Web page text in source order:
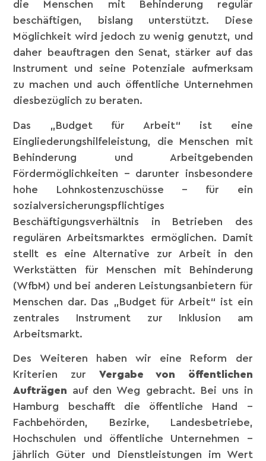
die Menschen mit Behinderung regulär
beschäftigen, bislang unterstützt. Diese
Möglichkeit wird jedoch zu wenig genutzt, und
daher beauftragen den Senat, stärker auf das
Instrument und seine Potenziale aufmerksam
zu machen und auch öffentliche Unternehmen
diesbezüglich zu beraten.
Das „Budget für Arbeit“ ist eine
Eingliederungshilfeleistung, die Menschen mit
Behinderung und Arbeitgebenden
Fördermöglichkeiten – darunter insbesondere
hohe Lohnkostenzuschüsse – für ein
sozialversicherungspflichtiges
Beschäftigungsverhältnis in Betrieben des
regulären Arbeitsmarktes ermöglichen. Damit
stellt es eine Alternative zur Arbeit in den
Werkstätten für Menschen mit Behinderung
(WfbM) und bei anderen Leistungsanbietern für
Menschen dar. Das „Budget für Arbeit“ ist ein
zentrales Instrument zur Inklusion am
Arbeitsmarkt.
Des Weiteren haben wir eine Reform der
Kriterien zur Vergabe von öffentlichen
Aufträgen auf den Weg gebracht. Bei uns in
Hamburg beschafft die öffentliche Hand –
Fachbehörden, Bezirke, Landesbetriebe,
Hochschulen und öffentliche Unternehmen –
jährlich Güter und Dienstleistungen im Wert